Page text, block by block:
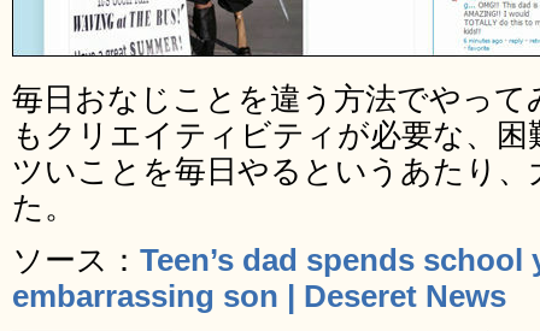
毎日おなじことを違う方法でやっ
もクリエイティビティが必要な、
ツいことを毎日やるというあたり
た。
ソース： Teen’s dad spends
embarrassing son | Deseret News